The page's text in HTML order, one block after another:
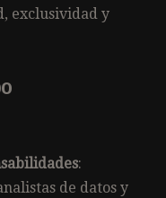
exclusividad y
:
de datos y